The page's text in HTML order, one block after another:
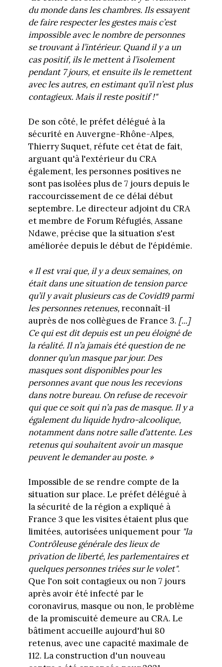
du monde dans les chambres. Ils essayent
de faire respecter les gestes mais c’est
impossible avec le nombre de personnes
se trouvant à l’intérieur. Quand il y a un
cas positif, ils le mettent à l’isolement
pendant 7 jours, et ensuite ils le remettent
avec les autres, en estimant qu’il n’est plus
contagieux. Mais il reste positif !"
De son côté, le préfet délégué à la
sécurité en Auvergne-Rhône-Alpes,
Thierry Suquet, réfute cet état de fait,
arguant qu'à l'extérieur du CRA
également, les personnes positives ne
sont pas isolées plus de 7 jours depuis le
raccourcissement de ce délai début
septembre. Le directeur adjoint du CRA
et membre de Forum Réfugiés, Assane
Ndawe, précise que la situation s'est
améliorée depuis le début de l'épidémie.
« Il est vrai que, il y a deux semaines, on
était dans une situation de tension parce
qu’il y avait plusieurs cas de Covid19 parmi
les personnes retenues,reconnaît-il
auprès de nos collègues de France 3. [...]
Ce qui est dit depuis est un peu éloigné de
la réalité. Il n’a jamais été question de ne
donner qu’un masque par jour. Des
masques sont disponibles pour les
personnes avant que nous les recevions
dans notre bureau. On refuse de recevoir
qui que ce soit qui n’a pas de masque. Il y a
également du liquide hydro-alcoolique,
notamment dans notre salle d’attente. Les
retenus qui souhaitent avoir un masque
peuvent le demander au poste. »
Impossible de se rendre compte de la
situation sur place. Le préfet délégué à
la sécurité de la région a expliqué à
France 3 que les visites étaient plus que
limitées, autorisées uniquement pour "la
Contrôleuse générale des lieux de
privation de liberté, les parlementaires et
quelques personnes triées sur le volet".
Que l'on soit contagieux ou non 7 jours
après avoir été infecté par le
coronavirus, masque ou non, le problème
de la promiscuité demeure au CRA. Le
bâtiment accueille aujourd'hui 80
retenus, avec une capacité maximale de
112. La construction d'un nouveau